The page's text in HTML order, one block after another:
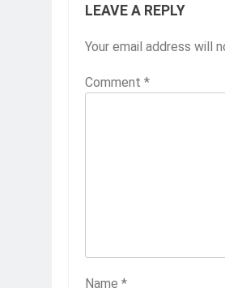
LEAVE A REPLY
Your email address will
Comment *
Name *